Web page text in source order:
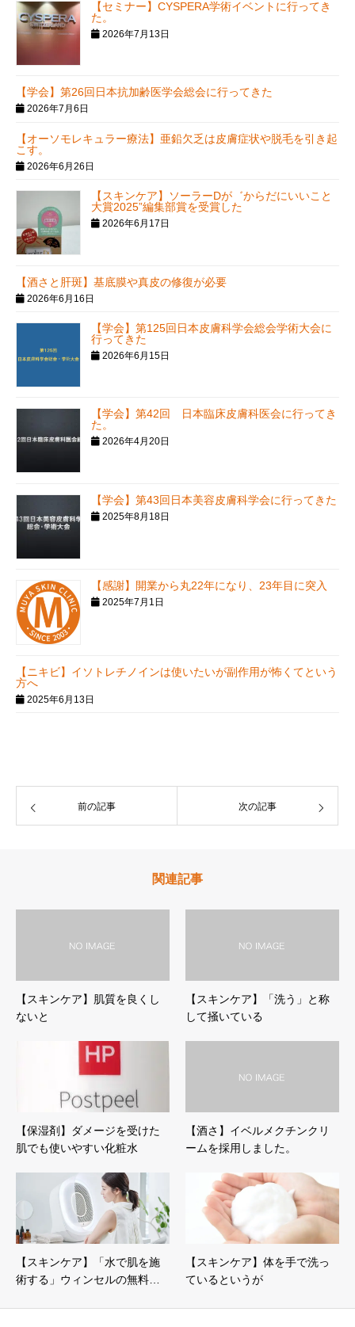
【セミナー】CYSPERA学術イベントに行ってき
た。
2026年7月13日
【学会】第26回日本抗加齢医学会総会に行ってきた
2026年7月6日
【オーソモレキュラー療法】亜鉛欠乏は皮膚症状や脱毛を引き起
こす。
2026年6月26日
【スキンケア】ソーラーDが゛からだにいいこと
大賞2025”編集部賞を受賞した
2026年6月17日
【酒さと肝斑】基底膜や真皮の修復が必要
2026年6月16日
【学会】第125回日本皮膚科学会総会学術大会に
行ってきた
2026年6月15日
【学会】第42回 日本臨床皮膚科医会に行ってき
た。
2026年4月20日
【学会】第43回日本美容皮膚科学会に行ってきた
2025年8月18日
【感謝】開業から丸22年になり、23年目に突入
2025年7月1日
【ニキビ】イソトレチノインは使いたいが副作用が怖くてという
方へ
2025年6月13日
前の記事 次の記事
関連記事
【スキンケア】肌質を良くし
ないと
【スキンケア】「洗う」と称
して掻いている
【保湿剤】ダメージを受けた
肌でも使いやすい化粧水
【酒さ】イベルメクチンクリ
ームを採用しました。
【スキンケア】「水で肌を施
術する」ウィンセルの無料…
【スキンケア】体を手で洗っ
ているというが